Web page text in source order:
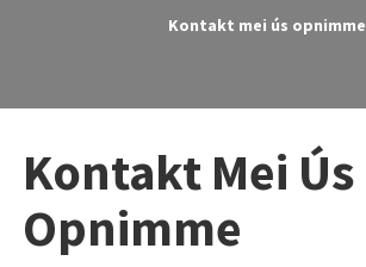
Kontakt mei ús opnimme
Kontakt Mei Ús
Opnimme